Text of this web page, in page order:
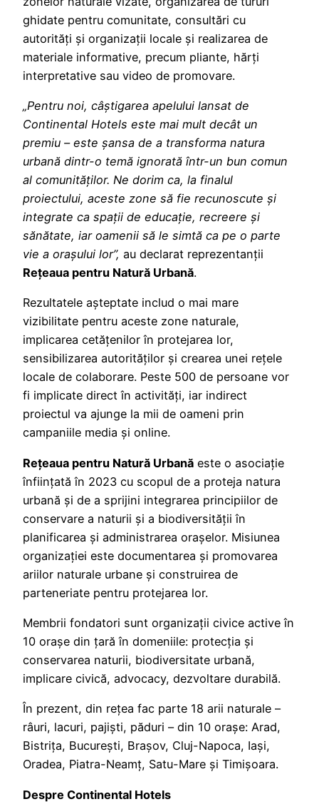
ghidate pentru comunitate, consultări cu
autorități și organizații locale și realizarea de
materiale informative, precum pliante, hărți
interpretative sau video de promovare.
„Pentru noi, câștigarea apelului lansat de
Continental Hotels este mai mult decât un
premiu – este șansa de a transforma natura
urbană dintr-o temă ignorată într-un bun comun
al comunităților. Ne dorim ca, la finalul
proiectului, aceste zone să fie recunoscute și
integrate ca spații de educație, recreere și
sănătate, iar oamenii să le simtă ca pe o parte
vie a orașului lor”, au declarat reprezentanții
Rețeaua pentru Natură Urbană.
Rezultatele așteptate includ o mai mare
vizibilitate pentru aceste zone naturale,
implicarea cetățenilor în protejarea lor,
sensibilizarea autorităților și crearea unei rețele
locale de colaborare. Peste 500 de persoane vor
fi implicate direct în activități, iar indirect
proiectul va ajunge la mii de oameni prin
campaniile media și online.
Rețeaua pentru Natură Urbană este o asociație
înființată în 2023 cu scopul de a proteja natura
urbană și de a sprijini integrarea principiilor de
conservare a naturii și a biodiversității în
planificarea și administrarea orașelor. Misiunea
organizației este documentarea și promovarea
ariilor naturale urbane și construirea de
parteneriate pentru protejarea lor.
Membrii fondatori sunt organizații civice active în
10 orașe din țară în domeniile: protecția și
conservarea naturii, biodiversitate urbană,
implicare civică, advocacy, dezvoltare durabilă.
În prezent, din rețea fac parte 18 arii naturale –
râuri, lacuri, pajiști, păduri – din 10 orașe: Arad,
Bistrița, București, Brașov, Cluj-Napoca, Iași,
Oradea, Piatra-Neamț, Satu-Mare și Timișoara.
Despre Continental Hotels